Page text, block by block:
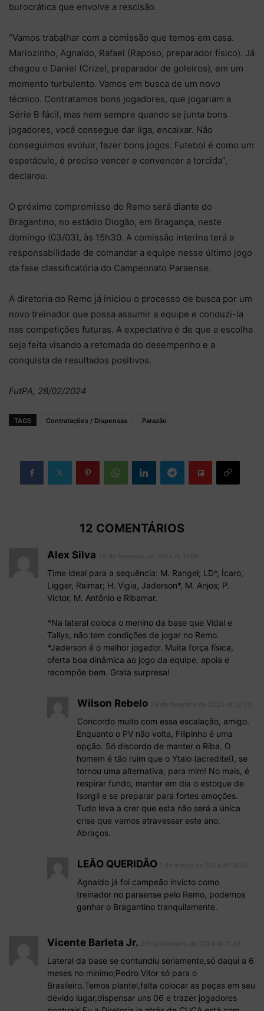
burocrática que envolve a rescisão.
“Vamos trabalhar com a comissão que temos em casa.
Mariozinho, Agnaldo, Rafael (Raposo, preparador físico). Já
chegou o Daniel (Crizel, preparador de goleiros), em um
momento turbulento. Vamos em busca de um novo
técnico. Contratamos bons jogadores, que jogariam a
Série B fácil, mas nem sempre quando se junta bons
jogadores, você consegue dar liga, encaixar. Não
conseguimos evoluir, fazer bons jogos. Futebol é como um
espetáculo, é preciso vencer e convencer a torcida”,
declarou.
O próximo compromisso do Remo será diante do
Bragantino, no estádio Diogão, em Bragança, neste
domingo (03/03), às 15h30. A comissão interina terá a
responsabilidade de comandar a equipe nesse último jogo
da fase classificatória do Campeonato Paraense.
A diretoria do Remo já iniciou o processo de busca por um
novo treinador que possa assumir a equipe e conduzi-la
nas competições futuras. A expectativa é de que a escolha
seja feita visando a retomada do desempenho e a
conquista de resultados positivos.
FutPA, 28/02/2024
TAGS Contratações / Dispensas Parazão
12 COMENTÁRIOS
Alex Silva
Time ideal para a sequência: M. Rangel; LD*, Ícaro,
Ligger, Raimar; H. Vigia, Jaderson*, M. Anjos; P.
Victor, M. Antônio e Ribamar.
*Na lateral coloca o menino da base que Vidal e
Tallys, não tem condições de jogar no Remo.
*Jaderson é o melhor jogador. Muita força física,
oferta boa dinâmica ao jogo da equipe, apoia e
recompõe bem. Grata surpresa!
Wilson Rebelo
Concordo muito com essa escalação, amigo.
Enquanto o PV não volta, Filipinho é uma
opção. Só discordo de manter o Riba. O
homem é tão ruim que o Ytalo (acredite!), se
tornou uma alternativa, para mim! No mais, é
respirar fundo, manter em dia o estoque de
Isorgil e se preparar para fortes emoções.
Tudo leva a crer que esta não será a única
crise que vamos atravessar este ano.
Abraços.
LEÃO QUERIDÃO
Agnaldo já foi campeão invicto como
treinador no paraense pelo Remo, podemos
ganhar o Bragantino tranquilamente.
Vicente Barleta Jr.
Lateral da base se contundiu seriamente,só daqui a 6
meses no minimo;Pedro Vitor só para o
Brasileiro.Temos plantel,falta colocar as peças em seu
devido lugar,dispensar uns 06 e trazer jogadores